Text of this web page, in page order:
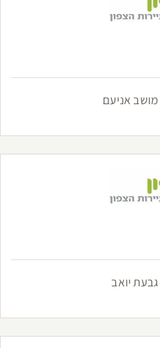
מושב אניעם
גבעת יואב